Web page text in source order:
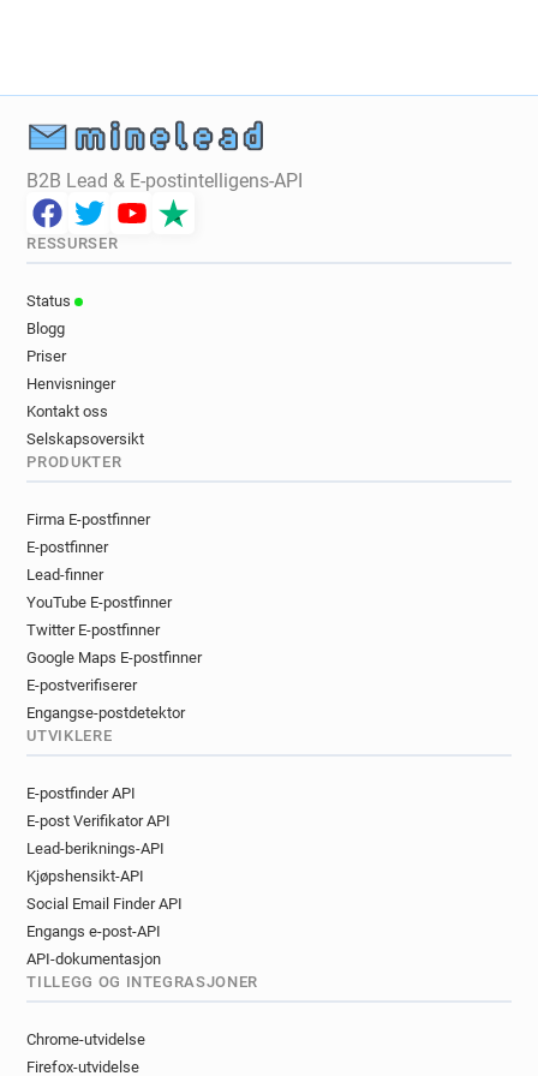
B2B Lead & E-postintelligens-API
RESSURSER
Status
Blogg
Priser
Henvisninger
Kontakt oss
Selskapsoversikt
PRODUKTER
Firma E-postfinner
E-postfinner
Lead-finner
YouTube E-postfinner
Twitter E-postfinner
Google Maps E-postfinner
E-postverifiserer
Engangse-postdetektor
UTVIKLERE
E-postfinder API
E-post Verifikator API
Lead-beriknings-API
Kjøpshensikt-API
Social Email Finder API
Engangs e-post-API
API-dokumentasjon
TILLEGG OG INTEGRASJONER
Chrome-utvidelse
Firefox-utvidelse